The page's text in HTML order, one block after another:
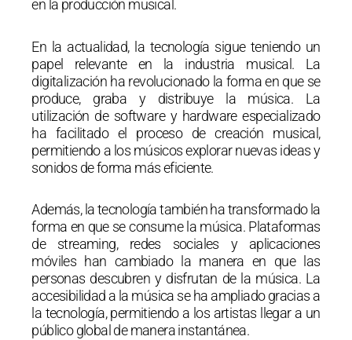
en la producción musical.
En la actualidad, la tecnología sigue teniendo un
papel relevante en la industria musical. La
digitalización ha revolucionado la forma en que se
produce, graba y distribuye la música. La
utilización de software y hardware especializado
ha facilitado el proceso de creación musical,
permitiendo a los músicos explorar nuevas ideas y
sonidos de forma más eficiente.
Además, la tecnología también ha transformado la
forma en que se consume la música. Plataformas
de streaming, redes sociales y aplicaciones
móviles han cambiado la manera en que las
personas descubren y disfrutan de la música. La
accesibilidad a la música se ha ampliado gracias a
la tecnología, permitiendo a los artistas llegar a un
público global de manera instantánea.